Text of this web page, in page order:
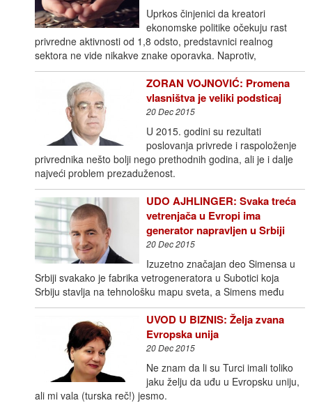
Uprkos činjenici da kreatori
ekonomske politike očekuju rast
privredne aktivnosti od 1,8 odsto, predstavnici realnog
sektora ne vide nikakve znake oporavka. Naprotiv,
ZORAN VOJNOVIĆ: Promena
vlasništva je veliki podsticaj
20 Dec 2015
U 2015. godini su rezultati
poslovanja privrede i raspoloženje
privrednika nešto bolji nego prethodnih godina, ali je i dalje
najveći problem prezaduženost.
UDO AJHLINGER: Svaka treća
vetrenjača u Evropi ima
generator napravljen u Srbiji
20 Dec 2015
Izuzetno značajan deo Simensa u
Srbiji svakako je fabrika vetrogeneratora u Subotici koja
Srbiju stavlja na tehnološku mapu sveta, a Simens među
UVOD U BIZNIS: Želja zvana
Evropska unija
20 Dec 2015
Ne znam da li su Turci imali toliko
jaku želju da uđu u Evropsku uniju,
ali mi vala (turska reč!) jesmo.